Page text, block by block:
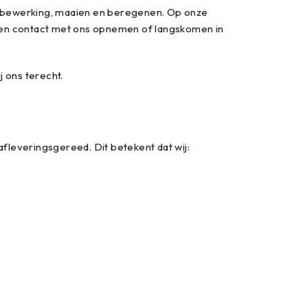
maaien en beregenen. Op onze
contact met ons opnemen of langskomen in
ons terecht.
Dit betekent dat wij: